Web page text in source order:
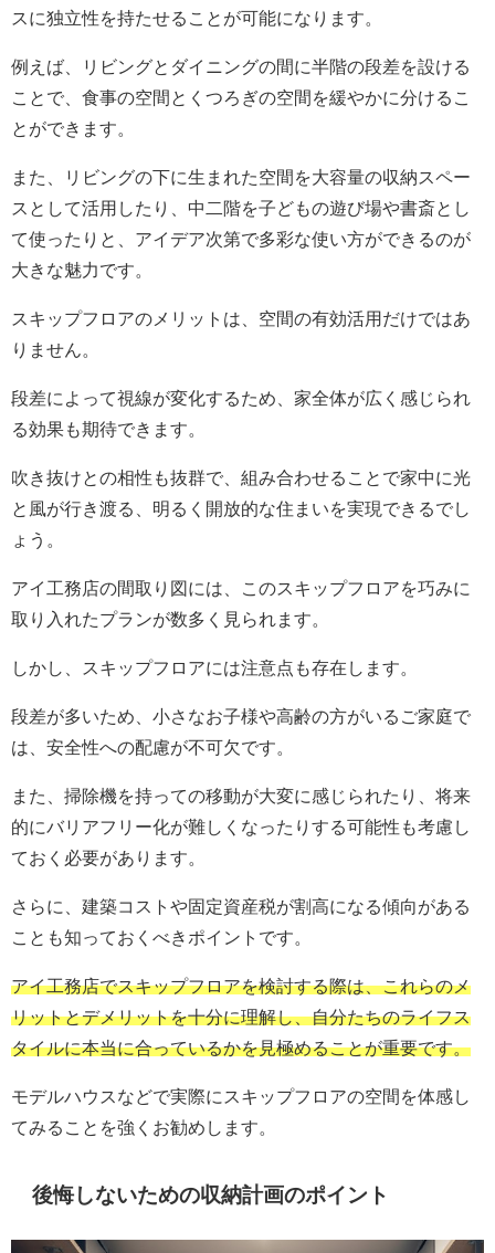
スに独立性を持たせることが可能になります。
例えば、リビングとダイニングの間に半階の段差を設ける
ことで、食事の空間とくつろぎの空間を緩やかに分けるこ
とができます。
また、リビングの下に生まれた空間を大容量の収納スペー
スとして活用したり、中二階を子どもの遊び場や書斎とし
て使ったりと、アイデア次第で多彩な使い方ができるのが
大きな魅力です。
スキップフロアのメリットは、空間の有効活用だけではあ
りません。
段差によって視線が変化するため、家全体が広く感じられ
る効果も期待できます。
吹き抜けとの相性も抜群で、組み合わせることで家中に光
と風が行き渡る、明るく開放的な住まいを実現できるでし
ょう。
アイ工務店の間取り図には、このスキップフロアを巧みに
取り入れたプランが数多く見られます。
しかし、スキップフロアには注意点も存在します。
段差が多いため、小さなお子様や高齢の方がいるご家庭で
は、安全性への配慮が不可欠です。
また、掃除機を持っての移動が大変に感じられたり、将来
的にバリアフリー化が難しくなったりする可能性も考慮し
ておく必要があります。
さらに、建築コストや固定資産税が割高になる傾向がある
ことも知っておくべきポイントです。
アイ工務店でスキップフロアを検討する際は、これらのメ
リットとデメリットを十分に理解し、自分たちのライフス
タイルに本当に合っているかを見極めることが重要です。
モデルハウスなどで実際にスキップフロアの空間を体感し
てみることを強くお勧めします。
後悔しないための収納計画のポイント